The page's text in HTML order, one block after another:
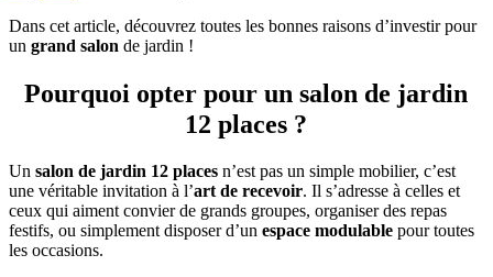
Dans cet article, découvrez toutes les bonnes raisons d’investir pour
un grand salon de jardin !
Pourquoi opter pour un salon de jardin
12 places ?
Un salon de jardin 12 places n’est pas un simple mobilier, c’est
une véritable invitation à l’art de recevoir. Il s’adresse à celles et
ceux qui aiment convier de grands groupes, organiser des repas
festifs, ou simplement disposer d’un espace modulable pour toutes
les occasions.